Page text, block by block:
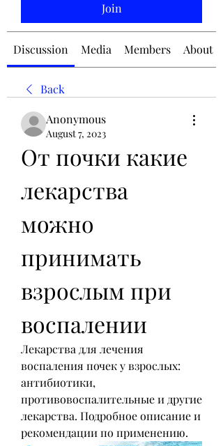
Join
Discussion Media Members About
Back
Anonymous
August 7, 2023
От почки какие
лекарства
можно
принимать
взрослым при
воспалении
Лекарства для лечения
воспаления почек у взрослых:
антибиотики,
противовоспалительные и другие
лекарства. Подробное описание и
рекомендации по применению.